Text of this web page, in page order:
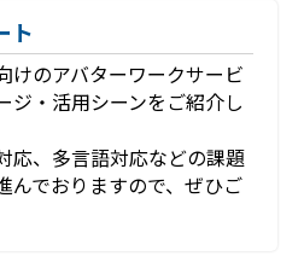
ト
けのアバターワークサービ
ジ・活用シーンをご紹介し
応、多言語対応などの課題
んでおりますので、ぜひご